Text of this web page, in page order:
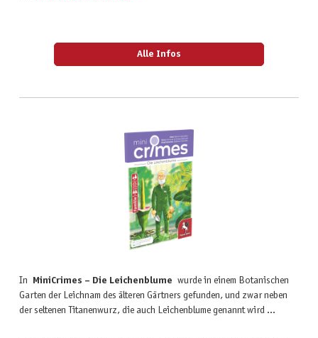
Alle Infos
In MiniCrimes – Die Leichenblume wurde in einem Botanischen
Garten der Leichnam des älteren Gärtners gefunden, und zwar neben
der seltenen Titanenwurz, die auch Leichenblume genannt wird …